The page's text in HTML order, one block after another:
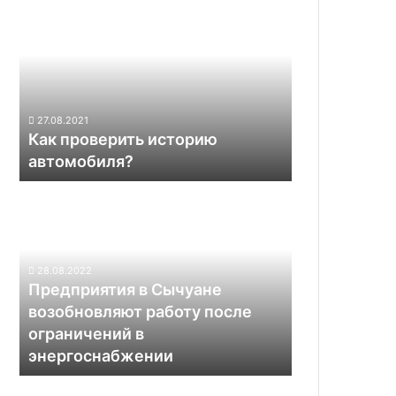
27.08.2021
Как проверить историю
автомобиля?
после
ограничений
энергоснабжении
28.08.2022
Предприятия в Сычуане
возобновляют работу после
ограничений в
энергоснабжении